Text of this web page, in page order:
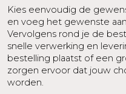
Kies eenvoudig de
en voeg het gewenste
Vervolgens rond je de
snelle verwerking en
bestelling plaatst of een
zorgen ervoor dat jouw
worden.